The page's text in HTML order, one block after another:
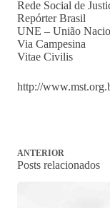
Rede Social de
Repórter Brasil
UNE – União
Via Campesina
Vitae Civilis
http://
ANTERIOR
Posts relacionados